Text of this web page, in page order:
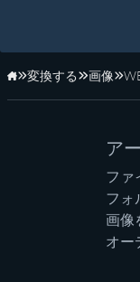
ホーム
変換する 画像
ア
ファ
フォ
画像
オー